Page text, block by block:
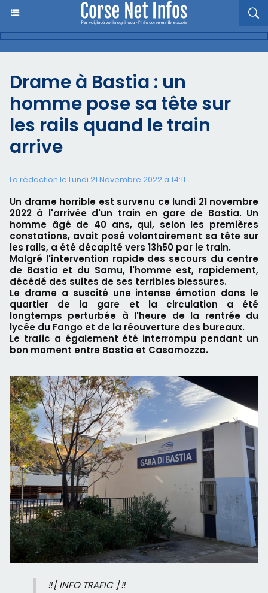
Drame à Bastia : un
homme pose sa tête sur
les rails quand le train
arrive
La rédaction le Lundi 21 Novembre 2022 à 14:11
Un drame horrible est survenu ce lundi 21 novembre
2022 à l'arrivée d'un train en gare de Bastia. Un
homme âgé de 40 ans, qui, selon les premières
constations, avait posé volontairement sa tête sur
les rails, a été décapité vers 13h50 par le train.
Malgré l'intervention rapide des secours du centre
de Bastia et du Samu, l'homme est, rapidement,
décédé des suites de ses terribles blessures.
Le drame a suscité une intense émotion dans le
quartier de la gare et la circulation a été
longtemps perturbée à l'heure de la rentrée du
lycée du Fango et de la réouverture des bureaux.
Le trafic a également été interrompu pendant un
bon moment entre Bastia et Casamozza.
‼️[ INFO TRAFIC ] ‼️